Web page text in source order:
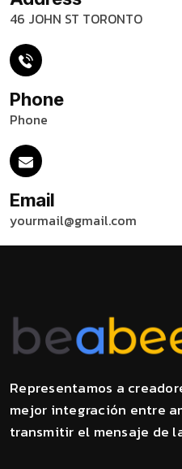
46 JOHN ST TORONTO
Phone
Phone
Email
yourmail@gmail.com
Representamos a
mejor integración entre
transmitir el mensaje de